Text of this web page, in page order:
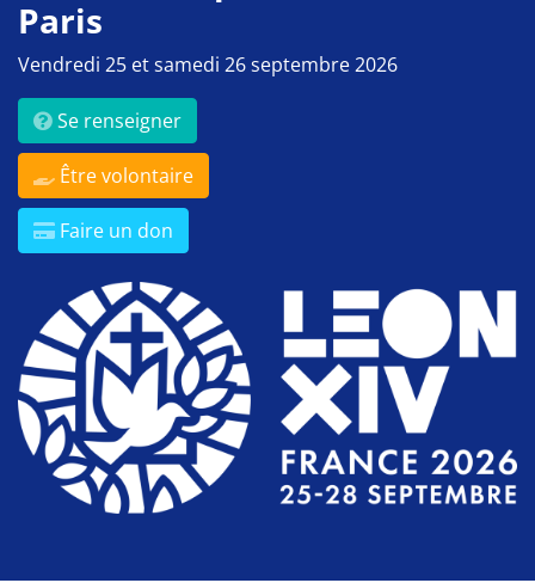
Paris
Vendredi 25 et samedi 26 septembre 2026
Se renseigner
Être volontaire
Faire un don